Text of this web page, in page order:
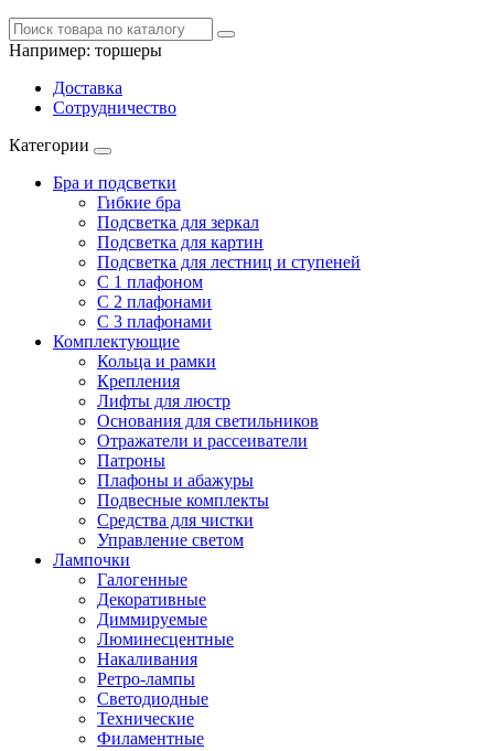
Например: торшеры
Доставка
Сотрудничество
Категории
Бра и подсветки
Гибкие бра
Подсветка для зеркал
Подсветка для картин
Подсветка для лестниц и ступеней
С 1 плафоном
С 2 плафонами
С 3 плафонами
Комплектующие
Кольца и рамки
Крепления
Лифты для люстр
Основания для светильников
Отражатели и рассеиватели
Патроны
Плафоны и абажуры
Подвесные комплекты
Средства для чистки
Управление светом
Лампочки
Галогенные
Декоративные
Диммируемые
Люминесцентные
Накаливания
Ретро-лампы
Светодиодные
Технические
Филаментные